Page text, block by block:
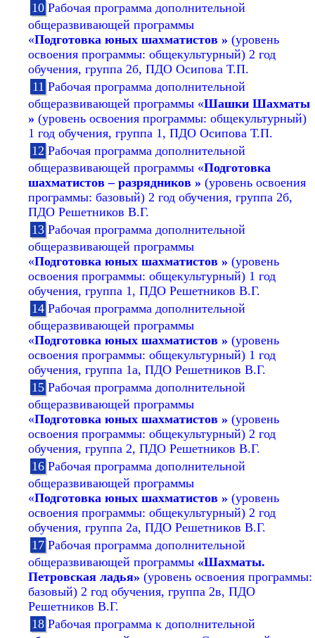
Рабочая программа дополнительной
общеразвивающей программы
«Подготовка юных шахматистов » (уровень
освоения программы: общекультурный) 2 год
обучения, группа 2б, ПДО Осипова Т.П.
Рабочая программа дополнительной
общеразвивающей программы «Шашки Шахматы
» (уровень освоения программы: общекультурный)
1 год обучения, группа 1, ПДО Осипова Т.П.
Рабочая программа дополнительной
общеразвивающей программы «Подготовка
шахматистов – разрядников » (уровень освоения
программы: базовый) 2 год обучения, группа 2б,
ПДО Решетников В.Г.
Рабочая программа дополнительной
общеразвивающей программы
«Подготовка юных шахматистов » (уровень
освоения программы: общекультурный) 1 год
обучения, группа 1, ПДО Решетников В.Г.
Рабочая программа дополнительной
общеразвивающей программы
«Подготовка юных шахматистов » (уровень
освоения программы: общекультурный) 1 год
обучения, группа 1а, ПДО Решетников В.Г.
Рабочая программа дополнительной
общеразвивающей программы
«Подготовка юных шахматистов » (уровень
освоения программы: общекультурный) 2 год
обучения, группа 2, ПДО Решетников В.Г.
Рабочая программа дополнительной
общеразвивающей программы
«Подготовка юных шахматистов » (уровень
освоения программы: общекультурный) 2 год
обучения, группа 2а, ПДО Решетников В.Г.
Рабочая программа дополнительной
общеразвивающей программы «Шахматы.
Петровская ладья» (уровень освоения программы:
базовый) 2 год обучения, группа 2в, ПДО
Решетников В.Г.
Рабочая программа к дополнительной